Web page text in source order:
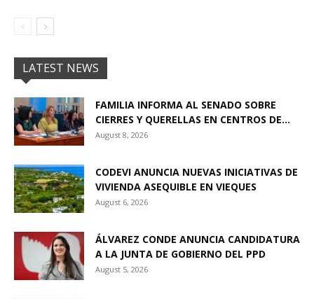
LATEST NEWS
FAMILIA INFORMA AL SENADO SOBRE
CIERRES Y QUERELLAS EN CENTROS DE...
August 8, 2026
CODEVI ANUNCIA NUEVAS INICIATIVAS DE
VIVIENDA ASEQUIBLE EN VIEQUES
August 6, 2026
ÁLVAREZ CONDE ANUNCIA CANDIDATURA
A LA JUNTA DE GOBIERNO DEL PPD
August 5, 2026